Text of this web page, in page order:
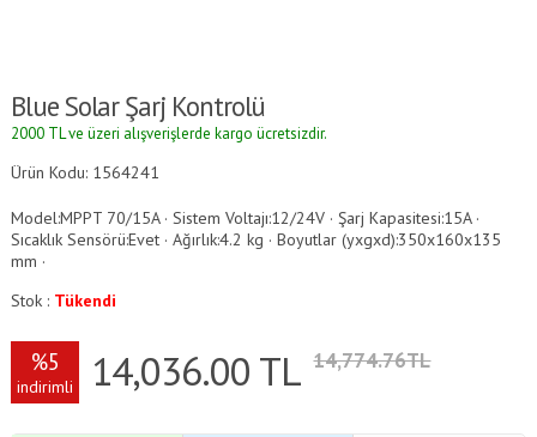
Blue Solar Şarj Kontrolü
2000 TL ve üzeri alışverişlerde kargo ücretsizdir.
Ürün Kodu: 1564241
Model:MPPT 70/15A · Sistem Voltajı:12/24V · Şarj Kapasitesi:15A ·
Sıcaklık Sensörü:Evet · Ağırlık:4.2 kg · Boyutlar (yxgxd):350x160x135
mm ·
Stok : Tükendi
%5
indirimli 14,036.00 TL 14,774.76TL